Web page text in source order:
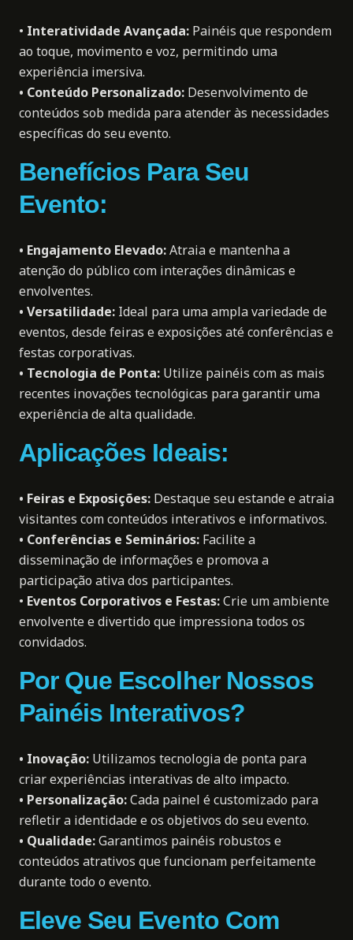
• Interatividade Avançada: Painéis que respondem
ao toque, movimento e voz, permitindo uma
experiência imersiva.
• Conteúdo Personalizado: Desenvolvimento de
conteúdos sob medida para atender às necessidades
específicas do seu evento.
Benefícios Para Seu
Evento:
• Engajamento Elevado:Atraia e mantenha a
atenção do público com interações dinâmicas e
envolventes.
• Versatilidade: Ideal para uma ampla variedade de
eventos, desde feiras e exposições até conferências e
festas corporativas.
• Tecnologia de Ponta: Utilize painéis com as mais
recentes inovações tecnológicas para garantir uma
experiência de alta qualidade.
Aplicações Ideais:
• Feiras e Exposições: Destaque seu estande e atraia
visitantes comconteúdos interativos e informativos.
• Conferências e Seminários: Facilite a
disseminação de informações e promova a
participação ativa dos participantes.
• Eventos Corporativos e Festas:Crie um ambiente
envolvente e divertido que impressiona todos os
convidados.
Por Que Escolher Nossos
Painéis Interativos?
• Inovação: Utilizamos tecnologia de ponta para
criar experiências interativas de alto impacto.
• Personalização:Cada painel é customizado para
refletir a identidade e os objetivos do seu evento.
• Qualidade:Garantimos painéis robustos e
conteúdos atrativos que funcionam perfeitamente
durante todo o evento.
Eleve Seu Evento Com